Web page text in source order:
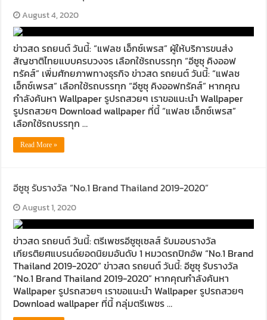
August 4, 2020
ข่าวสด รถยนต์ วันนี้: “แฟลช เอ็กซ์เพรส” ผู้ให้บริการขนส่ง
สัญชาติไทยแบบครบวงจร เลือกใช้รถบรรทุก “อีซูซุ คิงออฟ
ทรัคส์” เพิ่มศักยภาพทางธุรกิจ ข่าวสด รถยนต์ วันนี้: “แฟลช
เอ็กซ์เพรส” เลือกใช้รถบรรทุก “อีซูซุ คิงออฟทรัคส์” หากคุณ
กำลังค้นหา Wallpaper รูปรถสวยๆ เราขอแนะนำ Wallpaper
รูปรถสวยๆ Download wallpaper ที่นี้ “แฟลช เอ็กซ์เพรส”
เลือกใช้รถบรรทุก …
Read More »
อีซูซุ รับรางวัล “No.1 Brand Thailand 2019-2020”
August 1, 2020
ข่าวสด รถยนต์ วันนี้: ตรีเพชรอีซูซุเซลส์ รับมอบรางวัล
เกียรติยศแบรนด์ยอดนิยมอันดับ 1 หมวดรถปิกอัพ “No.1 Brand
Thailand 2019-2020” ข่าวสด รถยนต์ วันนี้: อีซูซุ รับรางวัล
“No.1 Brand Thailand 2019-2020” หากคุณกำลังค้นหา
Wallpaper รูปรถสวยๆ เราขอแนะนำ Wallpaper รูปรถสวยๆ
Download wallpaper ที่นี้ กลุ่มตรีเพชร …